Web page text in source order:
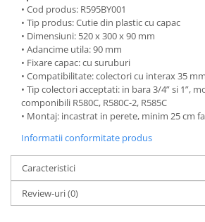
• Cod produs: R595BY001
• Tip produs: Cutie din plastic cu capac
• Dimensiuni: 520 x 300 x 90 mm
• Adancime utila: 90 mm
• Fixare capac: cu suruburi
• Compatibilitate: colectori cu interax 35 mm
• Tip colectori acceptati: in bara 3/4” si 1”,
componibili R580C, R580C-2, R585C
• Montaj: incastrat in perete, minim 25 cm
Informatii conformitate produs
Caracteristici
Review-uri(0)